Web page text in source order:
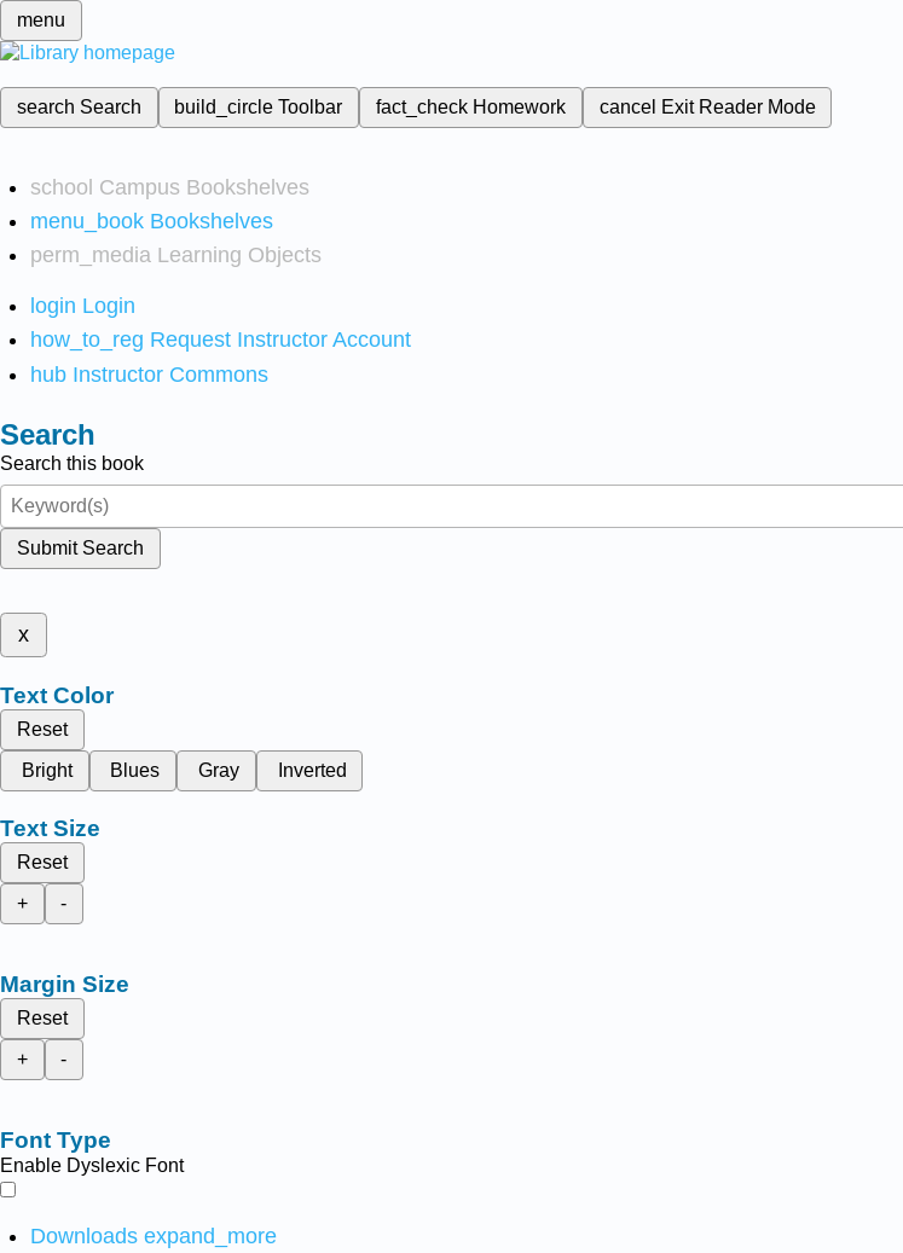
menu
search Search build_circleToolbar fact_check Homework cancel Exit Reader Mode
school Campus Bookshelves
menu_book Bookshelves
perm_media Learning Objects
login Login
how_to_reg Request Instructor Account
hub Instructor Commons
Search
Search this book
Submit Search
x
Text Color
Reset
Bright
Blues Gray Inverted
Text Size
Reset
+
-
Margin Size
Reset
+
-
Font Type
Enable Dyslexic Font
Downloads expand_more